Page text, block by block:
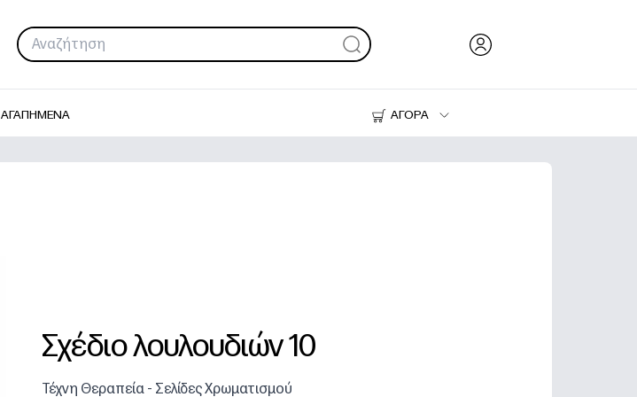
ΑΓΑΠΗΜΕΝΑ
ΑΓΟΡΑ
Εκτυπωτές
Σχέδιο λουλουδιών 10
Τέχνη Θεραπεία - Σελίδες Χρωματισμού